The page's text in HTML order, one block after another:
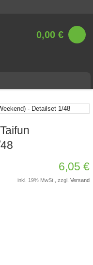
0,00 €
6,05 €
inkl. 19% MwSt., zzgl.Versand